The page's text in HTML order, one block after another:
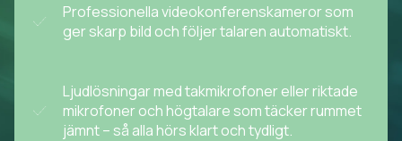
Professionella videokonferenskameror som
ger skarp bild och följer talaren automatiskt.
Ljudlösningar med takmikrofoner eller riktade
mikrofoner och högtalare som täcker rummet
jämnt – så alla hörs klart och tydligt.